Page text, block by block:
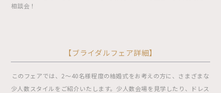
相談会！
【ブライダルフェア詳細】
このフェアでは、2〜40名様程度の結婚式をお考えの方に、さまざまな
少人数スタイルをご紹介いたします。少人数会場を見学したり、ドレス